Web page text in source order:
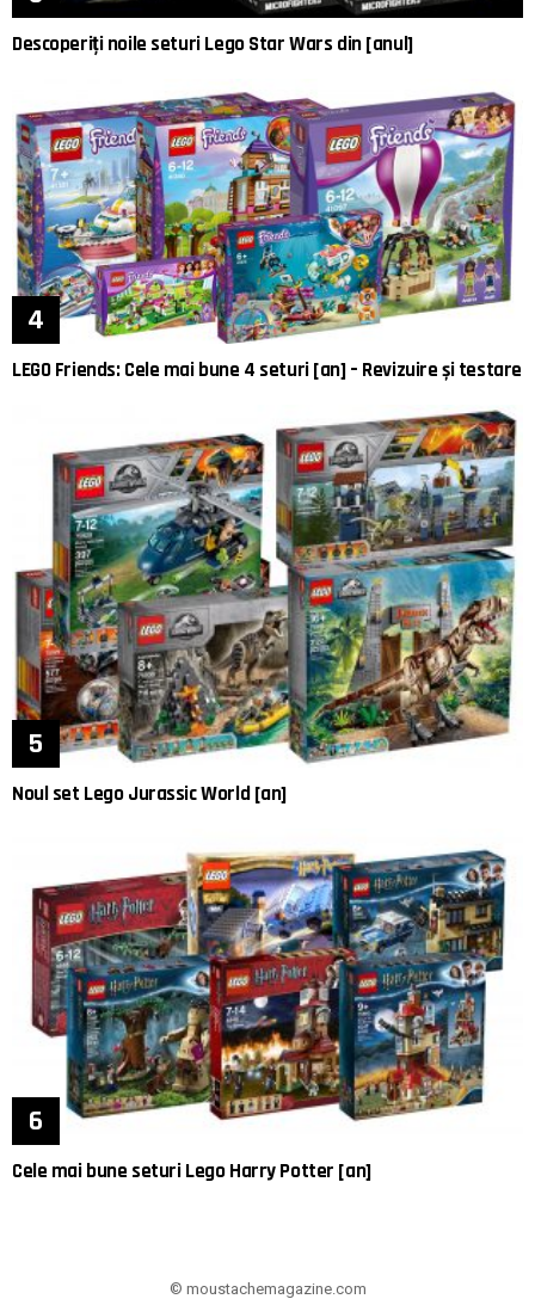
Descoperiți noile seturi Lego Star Wars din [anul]
LEGO Friends: Cele mai bune 4 seturi [an] – Revizuire și testare
Noul set Lego Jurassic World [an]
Cele mai bune seturi Lego Harry Potter [an]
© moustachemagazine.com